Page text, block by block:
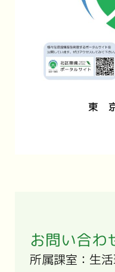
お問い合わ
所属課室：生